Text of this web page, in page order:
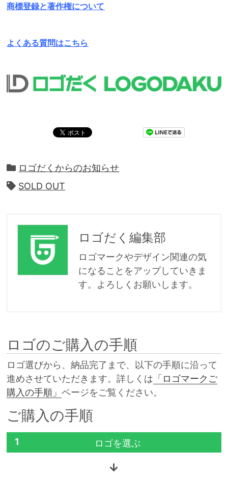
商標登録と著作権について
よくある質問はこちら
ロゴだくからのお知らせ
SOLD OUT
ロゴだく編集部
ロゴマークやデザイン関連の気
になることをアップしていきま
す。よろしくお願いします。
ロゴのご購入の手順
ロゴ選びから、納品完了まで、以下の手順に沿って
進めさせていただきます。詳しくは 「ロゴマークご
購入の手順」ページをご覧ください。
ご購入の手順
1 ロゴを選ぶ